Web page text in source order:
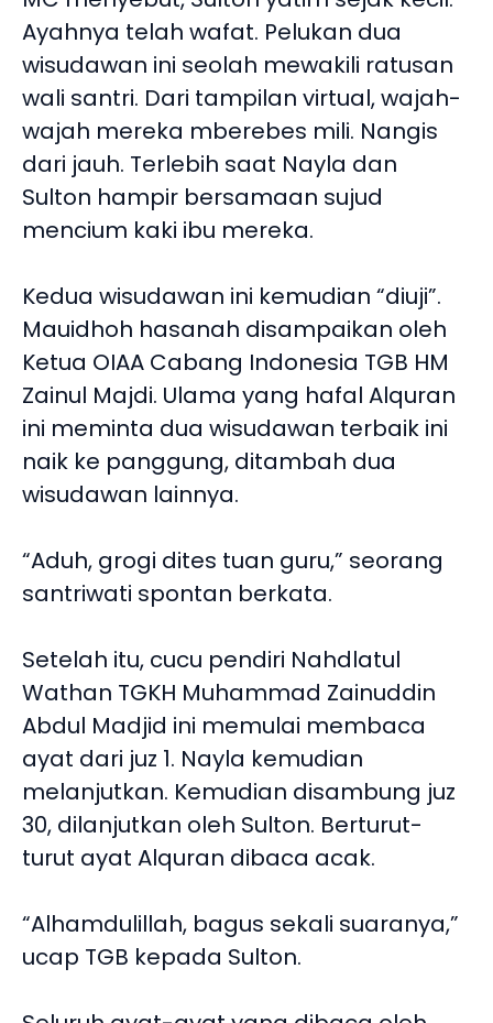
Ayahnya telah wafat. Pelukan dua
wisudawan ini seolah mewakili ratusan
wali santri. Dari tampilan virtual, wajah-
wajah mereka mberebes mili. Nangis
dari jauh. Terlebih saat Nayla dan
Sulton hampir bersamaan sujud
mencium kaki ibu mereka.
Kedua wisudawan ini kemudian “diuji”.
Mauidhoh hasanah disampaikan oleh
Ketua OIAA Cabang Indonesia TGB HM
Zainul Majdi. Ulama yang hafal Alquran
ini meminta dua wisudawan terbaik ini
naik ke panggung, ditambah dua
wisudawan lainnya.
“Aduh, grogi dites tuan guru,” seorang
santriwati spontan berkata.
Setelah itu, cucu pendiri Nahdlatul
Wathan TGKH Muhammad Zainuddin
Abdul Madjid ini memulai membaca
ayat dari juz 1. Nayla kemudian
melanjutkan. Kemudian disambung juz
30, dilanjutkan oleh Sulton. Berturut-
turut ayat Alquran dibaca acak.
“Alhamdulillah, bagus sekali suaranya,”
ucap TGB kepada Sulton.